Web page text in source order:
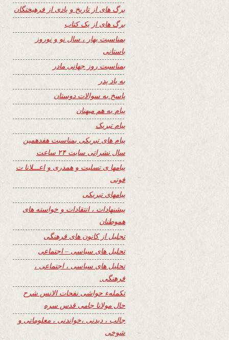
برگ های از تاریخ و یادی از فرهیختگان
برگ های از یک کتاب
بمناسبت بهار ، سال نو و نوروز
باستانی
بمناسبت روز جهانی مادر
به یاد پدر
پاسخ به سوالات دوستان
پیام به هم میهنان
پیام تبریک
پیام های تبریکی بمناسبت هفدهمین
سال نشراتی سایت ۲۴ ساعت
پیامها ی تسلیت و همدری و اعـــلانا ت
فوتی
پیامهای تبریکی
پیشنهادات ، انتقادات و خواسته های
هموطنان
تجلیل از کانون های فرهنگی
تحلیل های سیاسی – اجتماعی
تحلیل های سیاسی ، اجتماعی ،
فرهنگی.
تکملهء حواشی نفحات الانس شرح
حال مولانا جامی قدس سره
جالب ، دیدنی ،خواندنی ، معلوماتی و
شوخی